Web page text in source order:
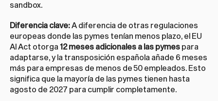
sandbox.
Diferencia clave: A diferencia de otras regulaciones
europeas donde las pymes tenían menos plazo, el EU
AI Act otorga 12 meses adicionales a las pymes para
adaptarse, y la transposición española añade 6 meses
más para empresas de menos de 50 empleados. Esto
significa que la mayoría de las pymes tienen hasta
agosto de 2027 para cumplir completamente.